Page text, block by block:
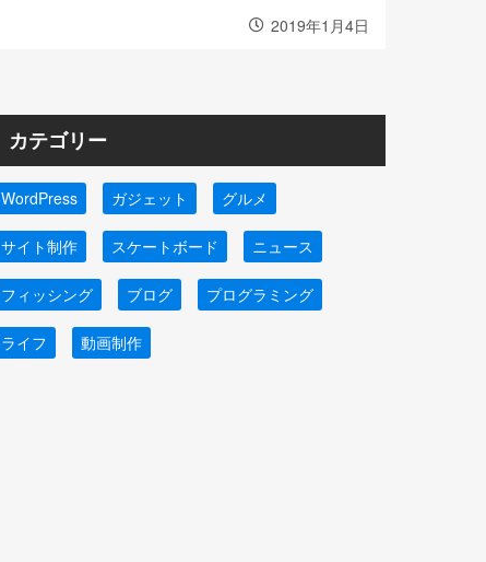
2019年1月4日
カテゴリー
WordPress ガジェット グルメ
サイト制作 スケートボード ニュース
フィッシング ブログ プログラミング
ライフ 動画制作